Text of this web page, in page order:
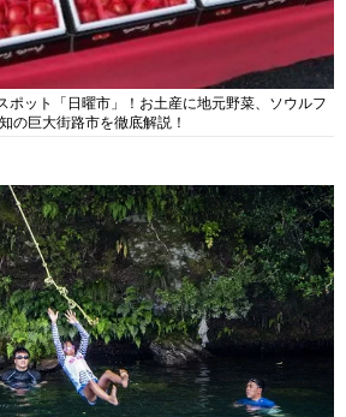
ポット「日曜市」！お土産に地元野菜、ソウルフ
の巨大街路市を徹底解説！